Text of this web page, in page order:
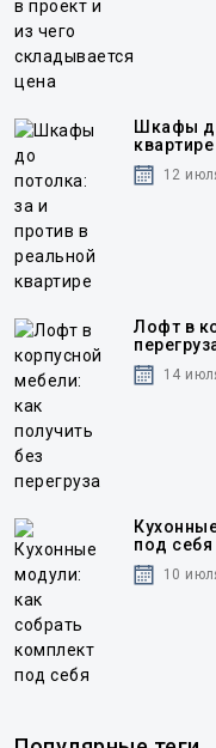
Шкафы
квартире
12
Лофт в
14
под себя
10